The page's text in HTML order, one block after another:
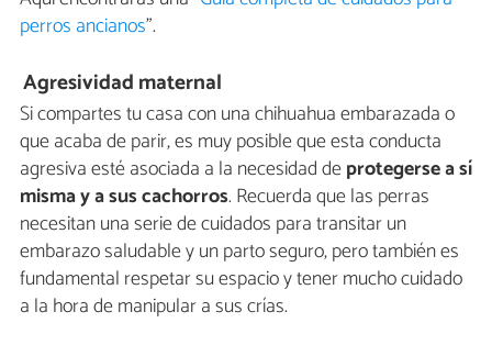
perros ancianos".
Agresividad maternal
Si compartes tu casa con una chihuahua embarazada o
que acaba de parir, es muy posible que esta conducta
agresiva esté asociada a la necesidad deprotegerse a sí
misma y a sus cachorros. Recuerda que las perras
necesitan una serie de cuidados para transitar un
embarazo saludable y un parto seguro, pero también es
fundamental respetar su espacio y tener mucho cuidado
a la hora de manipular a sus crías.